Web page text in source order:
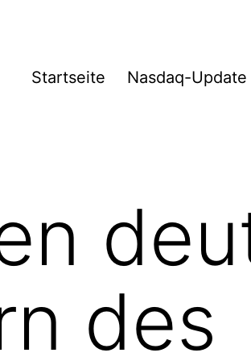
Startseite Nasdaq-Update
des